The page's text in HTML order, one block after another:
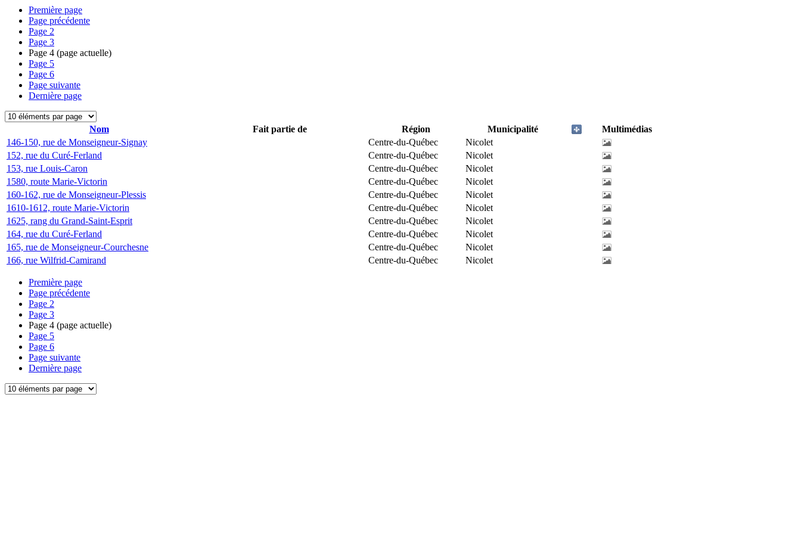
Première page
Page précédente
Page 2
Page 3
Page 4 (page actuelle)
Page 5
Page 6
Page suivante
Dernière page
Nom Fait partie de Région Municipalité
Multimédias
146-150, rue de Monseigneur-Signay
Centre-du-Québec
Nicolet
152, rue du Curé-Ferland
Centre-du-Québec
Nicolet
153, rue Louis-Caron
Centre-du-Québec
Nicolet
1580, route Marie-Victorin
Centre-du-Québec
Nicolet
160-162, rue de Monseigneur-Plessis
Centre-du-Québec
Nicolet
1610-1612, route Marie-Victorin
Centre-du-Québec
Nicolet
1625, rang du Grand-Saint-Esprit
Centre-du-Québec
Nicolet
164, rue du Curé-Ferland
Centre-du-Québec
Nicolet
165, rue de Monseigneur-Courchesne
Centre-du-Québec
Nicolet
166, rue Wilfrid-Camirand
Centre-du-Québec Nicolet
Première page
Page précédente
Page 2
Page 3
Page 4 (page actuelle)
Page 5
Page 6
Page suivante
Dernière page